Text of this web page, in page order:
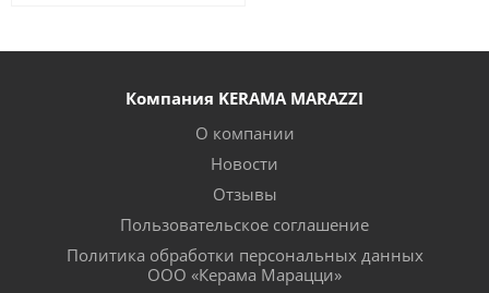
Компания KERAMA MARAZZI
О компании
Новости
Отзывы
Пользовательское соглашение
Политика обработки персональных данных
ООО «Керама Марацци»